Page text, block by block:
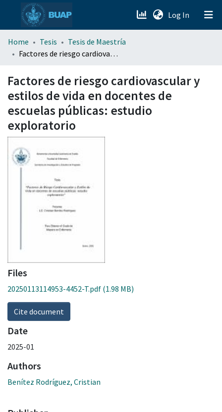
Log In (current)
menu.section.about_menu
Home Tesis
Tesis de Maestría
Factores de riesgo cardiovascular y estilos de vida en docentes de escuelas públicas: estudio exploratorio
Factores de riesgo cardiovascular y
estilos de vida en docentes de
escuelas públicas: estudio
exploratorio
Files
20250113114953-4452-T.pdf (1.98 MB)
Cite document
Date
2025-01
Authors
Benítez Rodríguez, Cristian